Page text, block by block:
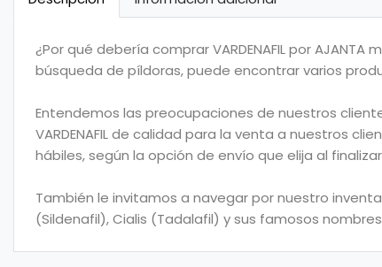
¿Por qué debería comprar VARDENAFIL por
búsqueda de píldoras, puede encontrar varios
Entendemos las preocupaciones de nuestros
VARDENAFIL de calidad para la venta a nuestros
hábiles, según la opción de envío que elija al
También le invitamos a navegar por nuestro
(Sildenafil), Cialis (Tadalafil) y sus famosos